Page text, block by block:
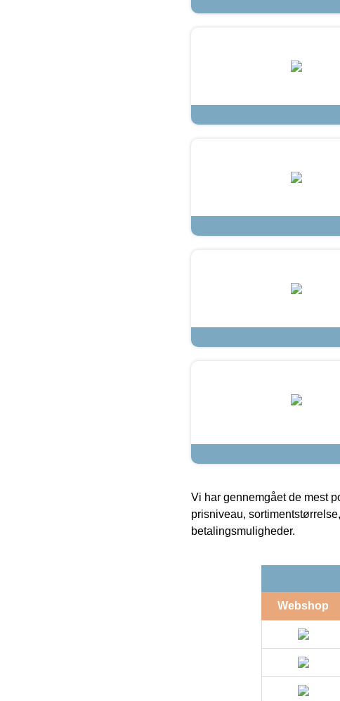
Vi har gennemgået de mest
prisniveau,
betalingsmuligheder.
Webshop